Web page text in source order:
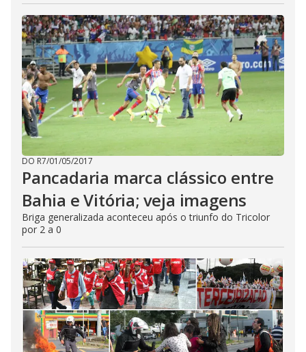
DO R7/01/05/2017
Pancadaria marca clássico entre
Bahia e Vitória; veja imagens
Briga generalizada aconteceu após o triunfo do Tricolor
por 2 a 0